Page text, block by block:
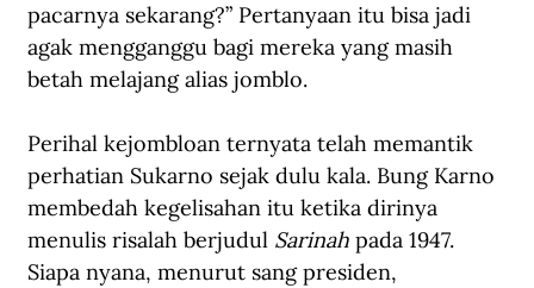
pacarnya sekarang?” Pertanyaan itu bisa jadi
agak mengganggu bagi mereka yang masih
betah melajang alias jomblo.
Perihal kejombloan ternyata telah memantik
perhatian Sukarno sejak dulu kala. Bung Karno
membedah kegelisahan itu ketika dirinya
menulis risalah berjudul Sarinah pada 1947.
Siapa nyana, menurut sang presiden,